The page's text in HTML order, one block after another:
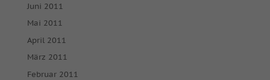
Juni 2011
Mai 2011
April 2011
März 2011
Februar 2011